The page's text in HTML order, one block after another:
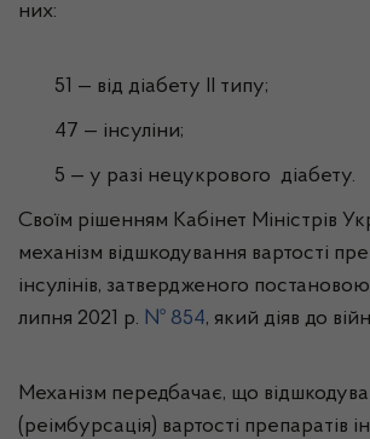
них:
51 — від діабету II типу;
47 — інсуліни;
5 — у разі нецукрового діабету.
Своїм рішенням Кабінет Міністрів
механізм відшкодування вартості
інсулінів, затвердженого
липня 2021 р. № 854, який діяв до
Механізм передбачає, що
(реімбурсація) вартості препаратів